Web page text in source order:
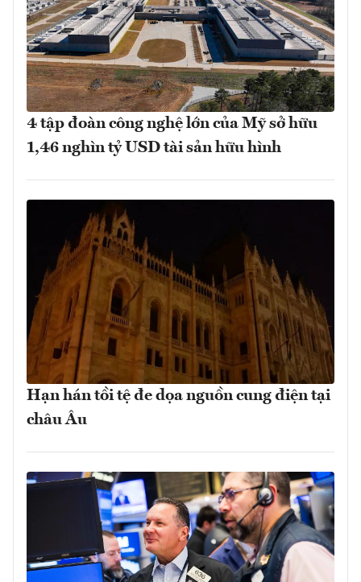
4 tập đoàn công nghệ lớn của Mỹ sở hữu
1,46 nghìn tỷ USD tài sản hữu hình
Hạn hán tồi tệ đe dọa nguồn cung điện tại
châu Âu